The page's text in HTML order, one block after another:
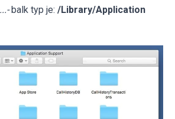
balk typ je: /Library/Application